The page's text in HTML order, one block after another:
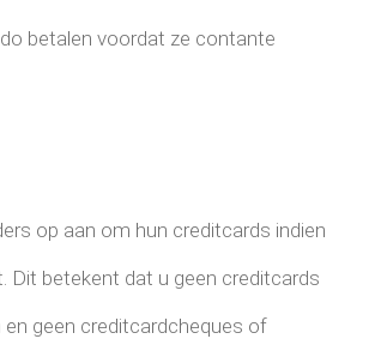
betalen voordat ze contante
op aan om hun creditcards indien
Dit betekent dat u geen creditcards
geen creditcardcheques of